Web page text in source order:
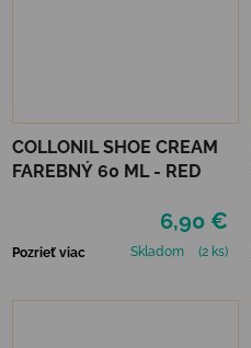
COLLONIL SHOE CREAM
FAREBNÝ 60 ML - RED
6,90 €
Pozrieť viac Skladom (2 ks)